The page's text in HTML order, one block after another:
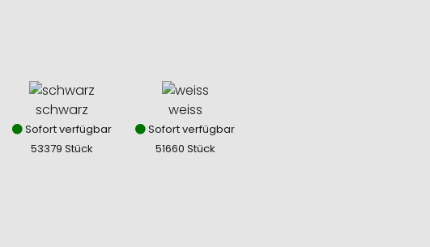
schwarz
Sofort verfügbar
53379 Stück
weiss
Sofort verfügbar
51660 Stück